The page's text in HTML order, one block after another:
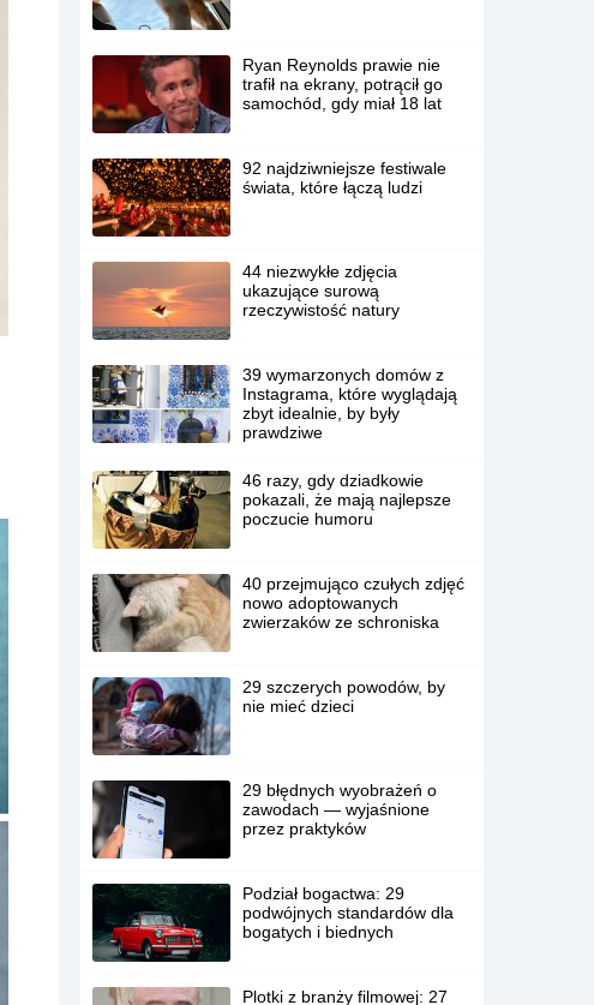
Ryan Reynolds prawie nie
trafił na ekrany, potrącił go
samochód, gdy miał 18 lat
92 najdziwniejsze festiwale
świata, które łączą ludzi
44 niezwykłe zdjęcia
ukazujące surową
rzeczywistość natury
39 wymarzonych domów z
Instagrama, które wyglądają
zbyt idealnie, by były
prawdziwe
46 razy, gdy dziadkowie
pokazali, że mają najlepsze
poczucie humoru
40 przejmująco czułych zdjęć
nowo adoptowanych
zwierzaków ze schroniska
29 szczerych powodów, by
nie mieć dzieci
29 błędnych wyobrażeń o
zawodach — wyjaśnione
przez praktyków
Podział bogactwa: 29
podwójnych standardów dla
bogatych i biednych
Plotki z branży filmowej: 27